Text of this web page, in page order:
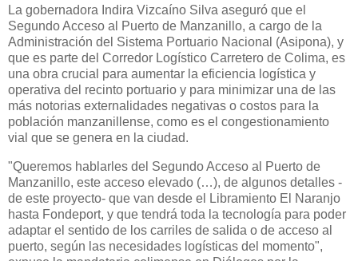
La gobernadora Indira Vizcaíno Silva aseguró que el
Segundo Acceso al Puerto de Manzanillo, a cargo de la
Administración del Sistema Portuario Nacional (Asipona), y
que es parte del Corredor Logístico Carretero de Colima, es
una obra crucial para aumentar la eficiencia logística y
operativa del recinto portuario y para minimizar una de las
más notorias externalidades negativas o costos para la
población manzanillense, como es el congestionamiento
vial que se genera en la ciudad.
"Queremos hablarles del Segundo Acceso al Puerto de
Manzanillo, este acceso elevado (…), de algunos detalles -
de este proyecto- que van desde el Libramiento El Naranjo
hasta Fondeport, y que tendrá toda la tecnología para poder
adaptar el sentido de los carriles de salida o de acceso al
puerto, según las necesidades logísticas del momento",